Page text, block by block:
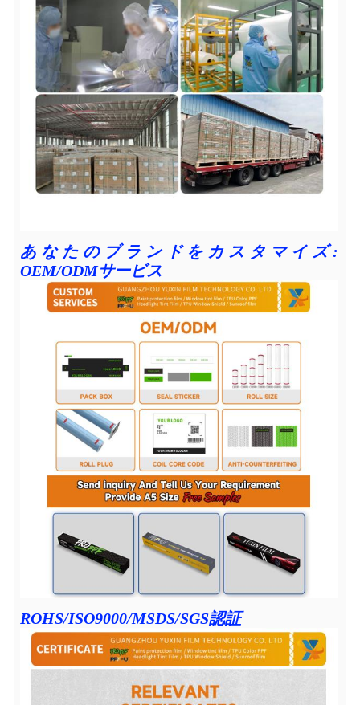
あなたのブランドをカスタマイズ:
OEM/ODMサービス
ROHS/ISO9000/MSDS/SGS認証